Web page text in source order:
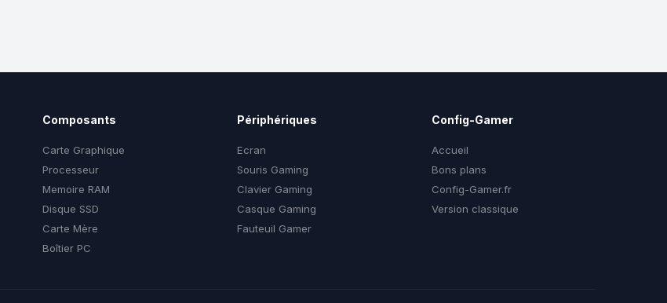
Composants
Carte Graphique
Processeur
Memoire RAM
Disque SSD
Carte Mère
Boîtier PC
Périphériques
Ecran
Souris Gaming
Clavier Gaming
Casque Gaming
Fauteuil Gamer
Config-Gamer
Accueil
Bons plans
Config-Gamer.fr
Version classique